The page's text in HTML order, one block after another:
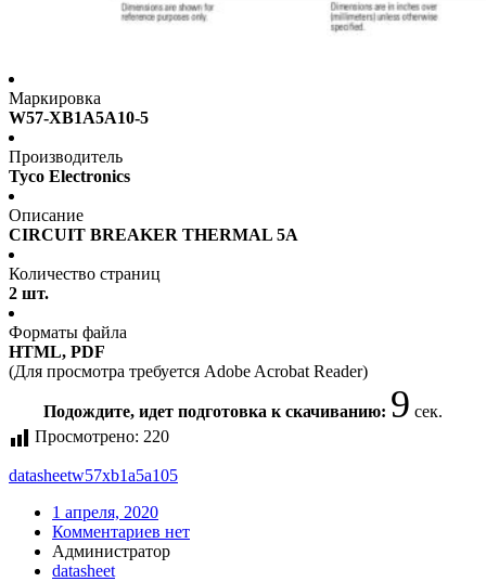
Маркировка
W57-XB1A5A10-5
Производитель
Tyco Electronics
Описание
CIRCUIT BREAKER THERMAL 5A
Количество страниц
2 шт.
Форматы файла
HTML, PDF
(Для просмотра требуется Adobe Acrobat Reader)
Подождите, идет подготовка к скачиванию: 9 сек.
Просмотрено: 220
datasheetw57xb1a5a105
1 апреля, 2020
Комментариев нет
Администратор
datasheet